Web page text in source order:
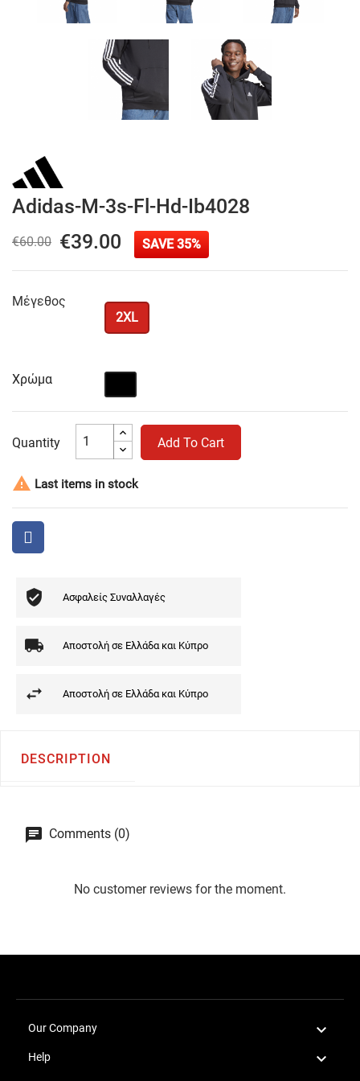
Adidas-M-3s-Fl-Hd-Ib4028
€60.00 €39.00 SAVE 35%
Μέγεθος
2XL
Χρώμα
Quantity Add To Cart
 Last items in stock
Ασφαλείς Συναλλαγές
Αποστολή σε Ελλάδα και Κύπρο
Αποστολή σε Ελλάδα και Κύπρο
DESCRIPTION
Comments (0)
No customer reviews for the moment.
Our Company 
Help 